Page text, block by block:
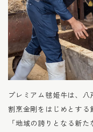
プレミアム毬姫牛は、八
割烹金剛をはじめとする
「地域の誇りとなる新